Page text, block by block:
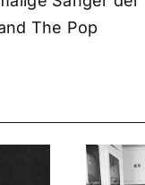
The Pop